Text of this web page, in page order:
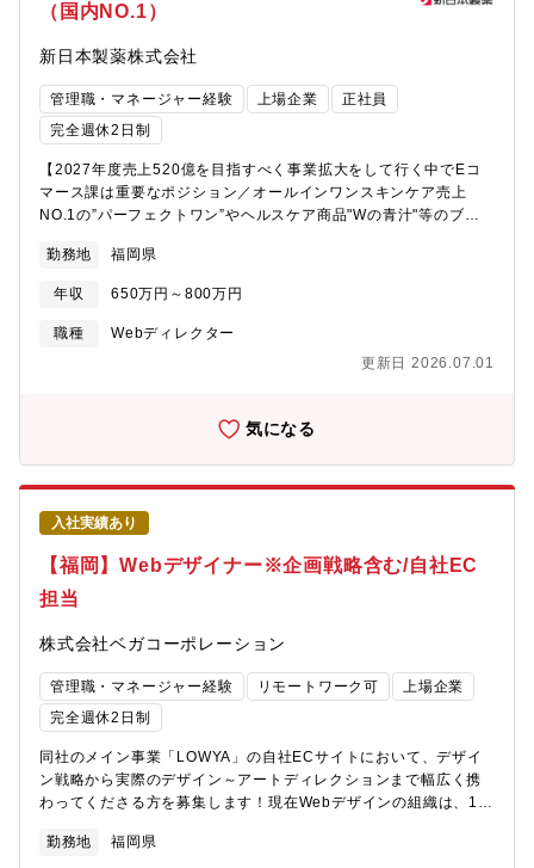
シスタントを活用し、普段の業務の効率化やコンテンツのアウト
チャネル成果を最大化するチームマネジメントグループで持って
いるさまざまな施策やチャネルの成果を最大化するために、チー
ムメンバーのサポートや育成にも携わります。将来的には組織の
マネジメントか、マーケティングのプロフェッショナルとしての
役割を担います。【本ポジションの魅力】■シェアNo.1(※1)のビ
ジネスデータベース「Sansan」の価値を顧客に届ける1万社(※2)
に導入いただいているサービスのマーケティングに携わることが
できます。また、その中でもコンテンツコミュニケーショングル
え、形にして、顧客に届けることができる役割があります。(※1)
法人向け名刺管理サービスに参入している企業のシェア（「営業
シード・プランニング調査）(※2)利用企業数は、ビジネスデータ
ベース「Sansan」をご利用いただいている契約数。■「前例踏
います。マーケティング施策に関しても、以前と同様のことを行
うのではなく、PDCAを回しながら新たな企画に挑戦し、新しい
手法へのチャレンジを後押ししてくれる環境です。■さまざまなア
ウトプットを経験一つのアウトプットだけでなく、Webページの
企画、制作や大型カンファレンスのコンテンツ企画など、オフラ
イン・オンラインのチャネルを横断した経験を積むことができ、
マーケターとしてのキャリアの選択肢が広がります。
（国内NO.1）
新日本製薬株式会社
管理職・マネージャー経験 上場企業
正社員
完全週休2日制
【2027年度売上520億を目指すべく事業拡大をして行く中でEコ
マース課は重要なポジション／オールインワンスキンケア売上
NO.1の”パーフェクトワン”やヘルスケア商品"Wの青汁"等のブラ
「Growth Next 2027」では、EC売上高が＜重要経営指標＞とな
っており、EC売上高拡大に日々取り組んでおります。現在次長が
在籍していますが、他部署と兼務となっている為、専任として課
長の募集をすることになりました。【チーム・組織構成】通販事
／事業企画のチームがあり、全体で30名が所属しています。十数
在籍しており、年齢関係なく、若手でも意欲がある方にはどんど
ん仕事を任せていく文化があります。【主な業務内容】以下業務
と組織マネジメントをお任せします。・同社オンラインショップ
の新規顧客獲得のための企画立案や予算策定、実績や数値の管理
など・同社オンラインショップの既存顧客に向けた販促施策
（DM、メルマガ、LINEなど）の策定など・ミッションである顧
客満足度、ＬＴＶ向上の為の施策立案・経営陣への報告、調整な
ど戦略に関してのやり取り等
勤務地 福岡県
年収 650万円～800万円
職種
Webディレクター
更新日 2026.07.01
気になる
入社実績あり
【福岡】Webデザイナー※企画戦略含む/自社EC
担当
株式会社ベガコーポレーション
管理職・マネージャー経験 リモートワーク可
上場企業
完全週休2日制
同社のメイン事業「LOWYA」の自社ECサイトにおいて、デザイ
ン戦略から実際のデザイン～アートディレクションまで幅広く携
わってくださる方を募集します！現在Webデザインの組織は、15
キャンペーンLP、タイアップLP制作・コンテンツ作成・サイト
勤務地 福岡県